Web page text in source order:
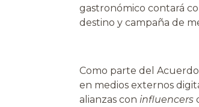
gastronómico contará
destino y campaña de
Como parte del
en medios externos
alianzas con influencers